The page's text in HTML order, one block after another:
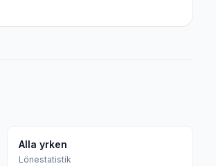
Alla yrken
Lönestatistik